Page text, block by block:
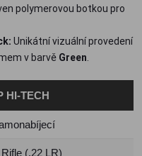
polymerovou botkou pro
Unikátní vizuální provedení
v barvě Green.
HI-TECH
(.22 LR)